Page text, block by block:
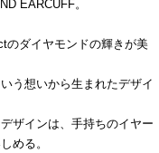
EARCUFF。
のダイヤモンドの輝きが美
う想いから生まれたデザイ
ザインは、手持ちのイヤー
める。